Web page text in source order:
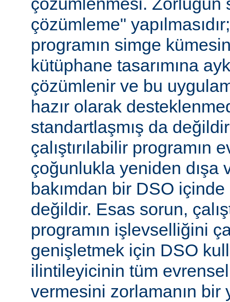
çözümleme"
programın simge
kütüphane tasarımına
çözümlenir ve bu
hazır olarak
standartlaşmış da
çalıştırılabilir programın
çoğunlukla yeniden dışa
bakımdan bir DSO
değildir. Esas sorun,
programın işlevselliğini
genişletmek için DSO
ilintileyicinin tüm
vermesini zorlamanın bir